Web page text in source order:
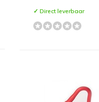
✓ Direct leverbaar